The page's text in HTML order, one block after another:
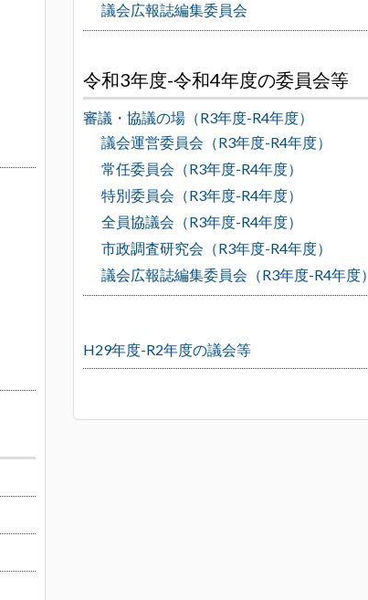
議会広報誌編集委員会
令和3年度-令和4年度の委員会等
審議・協議の場（R3年度-R4年度）
議会運営委員会（R3年度-R4年度）
常任委員会（R3年度-R4年度）
特別委員会（R3年度-R4年度）
全員協議会（R3年度-R4年度）
市政調査研究会（R3年度-R4年度）
議会広報誌編集委員会（R3年度-R4年度）
H29年度-R2年度の議会等